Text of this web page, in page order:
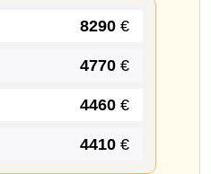
8290 €
4770 €
4460 €
4410 €